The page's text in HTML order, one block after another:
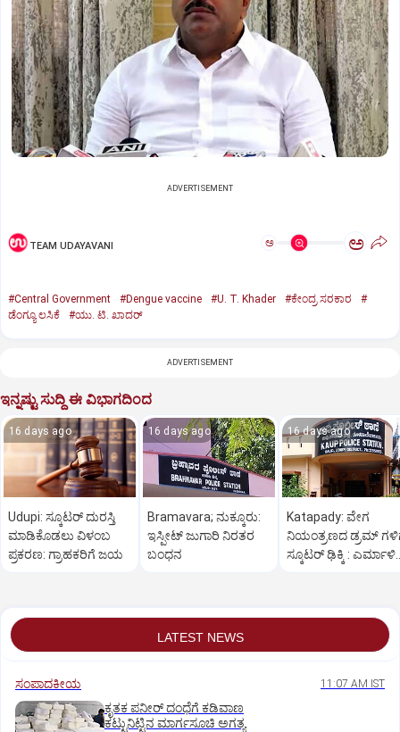
ADVERTISEMENT
TEAM UDAYAVANI ಅ ಅ
#Central Government #Dengue vaccine #U. T. Khader #ಕೇಂದ್ರ ಸರಕಾರ
#
ಡೆಂಗ್ಯೂ ಲಸಿಕೆ
#ಯು. ಟಿ. ಖಾದರ್‌
ADVERTISEMENT
ಇನ್ನಷ್ಟು ಸುದ್ದಿ ಈ ವಿಭಾಗದಿಂದ
16 days ago
Udupi: ಸ್ಕೂಟರ್‌ ದುರಸ್ತಿ
ಮಾಡಿಕೊಡಲು ವಿಳಂಬ
ಪ್ರಕರಣ: ಗ್ರಾಹಕರಿಗೆ ಜಯ
16 days ago
Bramavara; ನುಕ್ಕೂರು:
ಇಸ್ಪೀಟ್ ಜುಗಾರಿ ನಿರತರ
ಬಂಧನ
16 days ago
Katapady: ವೇಗ
ನಿಯಂತ್ರಣದ ಡ್ರಮ್
ಸ್ಕೂಟರ್ ಢಿಕ್ಕಿ :
LATEST NEWS
ಸಂಪಾದಕೀಯ 11:07 AM IST
ಕೃತಕ ಪನೀರ್‌ ದಂಧೆಗೆ ಕಡಿವಾಣ
ಕಟ್ಟುನಿಟ್ಟಿನ ಮಾರ್ಗಸೂಚಿ ಅಗತ್ಯ